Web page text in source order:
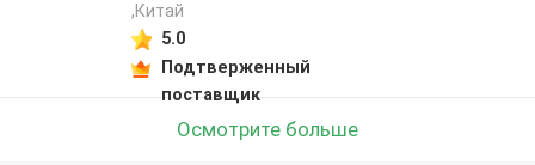
,Китай
5.0
Подтверженный
поставщик
Осмотрите больше